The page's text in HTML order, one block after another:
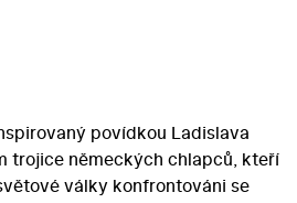
povídkou Ladislava
trojice německých chlapců, kteří
války konfrontováni se